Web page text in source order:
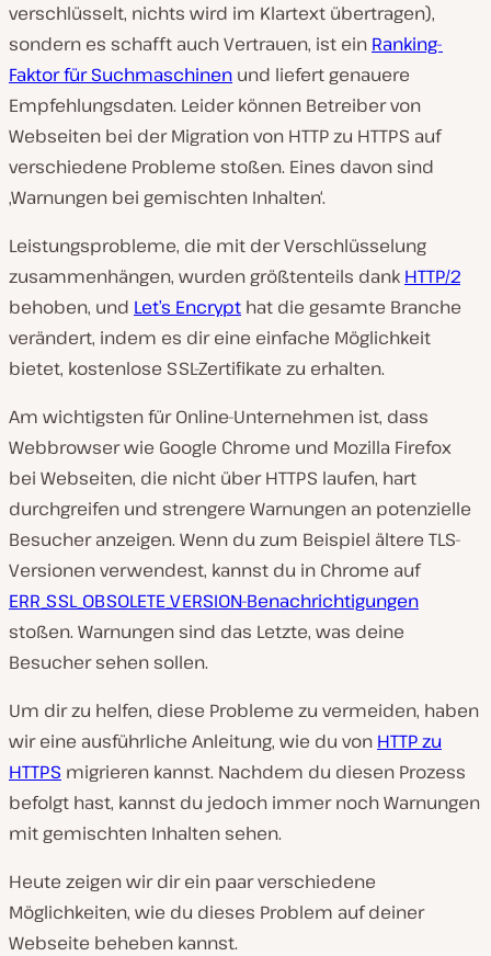
verschlüsselt, nichts wird im Klartext übertragen),
sondern es schafft auch Vertrauen, ist ein Ranking-
Faktor für Suchmaschinen und liefert genauere
Empfehlungsdaten. Leider können Betreiber von
Webseiten bei der Migration von HTTP zu HTTPS auf
verschiedene Probleme stoßen. Eines davon sind
‚Warnungen bei gemischten Inhalten‘.
Leistungsprobleme, die mit der Verschlüsselung
zusammenhängen, wurden größtenteils dank HTTP/2
behoben, und Let’s Encrypt hat die gesamte Branche
verändert, indem es dir eine einfache Möglichkeit
bietet, kostenlose SSL-Zertifikate zu erhalten.
Am wichtigsten für Online-Unternehmen ist, dass
Webbrowser wie Google Chrome und Mozilla Firefox
bei Webseiten, die nicht über HTTPS laufen, hart
durchgreifen und strengere Warnungen an potenzielle
Besucher anzeigen. Wenn du zum Beispiel ältere TLS-
Versionen verwendest, kannst du in Chrome auf
ERR_SSL_OBSOLETE_VERSION-Benachrichtigungen
stoßen. Warnungen sind das Letzte, was deine
Besucher sehen sollen.
Um dir zu helfen, diese Probleme zu vermeiden, haben
wir eine ausführliche Anleitung, wie du von HTTP zu
HTTPS migrieren kannst. Nachdem du diesen Prozess
befolgt hast, kannst du jedoch immer noch Warnungen
mit gemischten Inhalten sehen.
Heute zeigen wir dir ein paar verschiedene
Möglichkeiten, wie du dieses Problem auf deiner
Webseite beheben kannst.